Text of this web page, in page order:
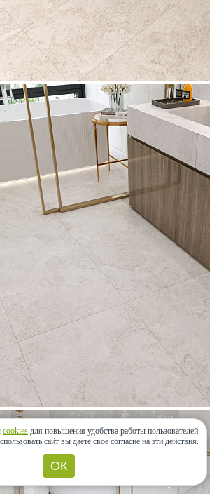
cookies для повышения удобства работы пользователей
сайт вы даете свое согласие на эти действия.
ОК